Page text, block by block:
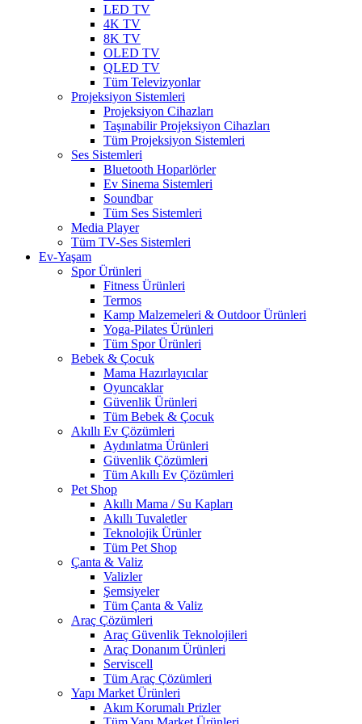
LED TV
4K TV
8K TV
OLED TV
QLED TV
Tüm Televizyonlar
Projeksiyon Sistemleri
Projeksiyon Cihazları
Taşınabilir Projeksiyon Cihazları
Tüm Projeksiyon Sistemleri
Ses Sistemleri
Bluetooth Hoparlörler
Ev Sinema Sistemleri
Soundbar
Tüm Ses Sistemleri
Media Player
Tüm TV-Ses Sistemleri
Ev-Yaşam
Spor Ürünleri
Fitness Ürünleri
Termos
Kamp Malzemeleri & Outdoor Ürünleri
Yoga-Pilates Ürünleri
Tüm Spor Ürünleri
Bebek & Çocuk
Mama Hazırlayıcılar
Oyuncaklar
Güvenlik Ürünleri
Tüm Bebek & Çocuk
Akıllı Ev Çözümleri
Aydınlatma Ürünleri
Güvenlik Çözümleri
Tüm Akıllı Ev Çözümleri
Pet Shop
Akıllı Mama / Su Kapları
Akıllı Tuvaletler
Teknolojik Ürünler
Tüm Pet Shop
Çanta & Valiz
Valizler
Şemsiyeler
Tüm Çanta & Valiz
Araç Çözümleri
Araç Güvenlik Teknolojileri
Araç Donanım Ürünleri
Serviscell
Tüm Araç Çözümleri
Yapı Market Ürünleri
Akım Korumalı Prizler